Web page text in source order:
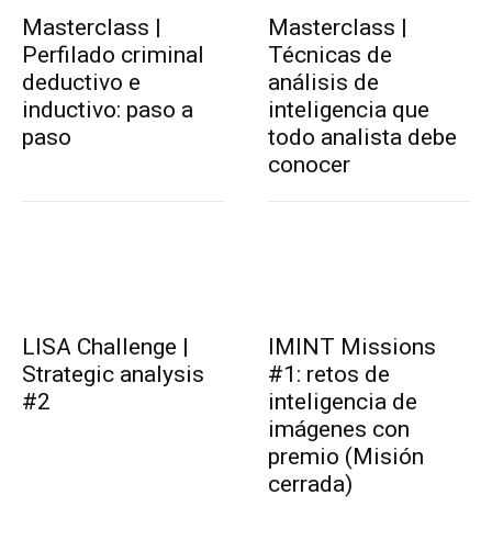
Masterclass |
Perfilado criminal
deductivo e
inductivo: paso a
paso
Masterclass |
Técnicas de
análisis de
inteligencia que
todo analista debe
conocer
LISA Challenge |
Strategic analysis
#2
IMINT Missions
#1: retos de
inteligencia de
imágenes con
premio (Misión
cerrada)